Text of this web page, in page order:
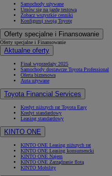
Samochody używane
Umów się na jazdę testową
Zobacz wszystkie cenniki
Konfiguruj swoją Toyotę
Oferty specjalne i Finansowanie
Oferty specjalne i Finansowanie
Aktualne oferty
Finał wyprzedaży 2025
Samochody dostawcze Toyota Professional
Oferta biznesowa
Auta używane
Toyota Financial Services
Kredyt niższych rat Toyota Easy
Kredyt standardowy
Leasing standardowy
KINTO ONE
KINTO ONE Leasing niższych rat
KINTO ONE Leasing konsumencki
KINTO ONE Najem
KINTO ONE Zarządzanie flotą
KINTO Mobility